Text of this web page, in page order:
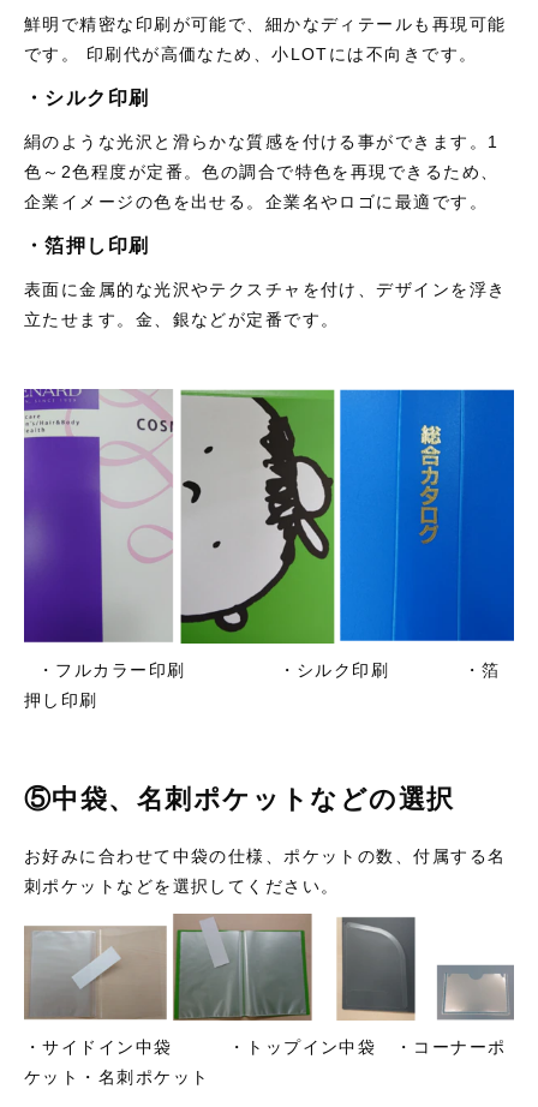
鮮明で精密な印刷が可能で、細かなディテールも再現可能
です。 印刷代が高価なため、小LOTには不向きです。
・シルク印刷
絹のような光沢と滑らかな質感を付ける事ができます。1
色～2色程度が定番。色の調合で特色を再現できるため、
企業イメージの色を出せる。企業名やロゴに最適です。
・箔押し印刷
表面に金属的な光沢やテクスチャを付け、デザインを浮き
立たせます。金、銀などが定番です。
・フルカラー印刷 ・シルク印刷 ・箔
押し印刷
⑤中袋、名刺ポケットなどの選択
お好みに合わせて中袋の仕様、ポケットの数、付属する名
刺ポケットなどを選択してください。
・サイドイン中袋 ・トップイン中袋 ・コーナーポ
ケット・名刺ポケット